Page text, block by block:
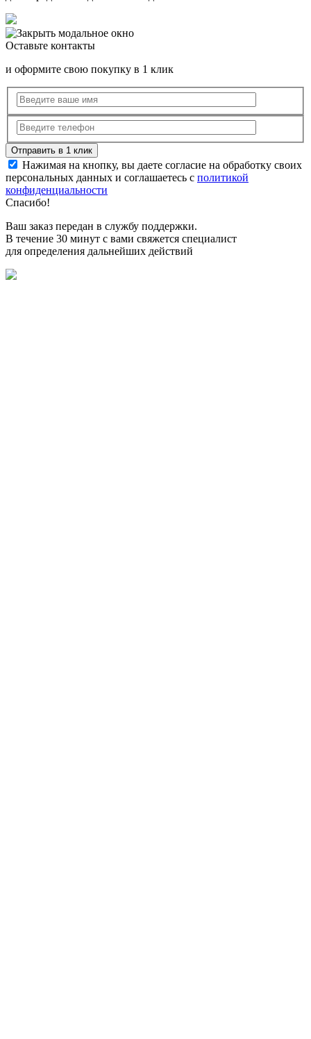
Оставьте контакты
и оформите свою покупку в 1 клик
Нажимая на кнопку, вы даете согласие на обработку своих
персональных данных и соглашаетесь с политикой
конфиденциальности
Спасибо!
Ваш заказ передан в службу поддержки.
В течение 30 минут с вами свяжется специалист
для определения дальнейших действий